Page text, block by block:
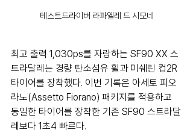
테스트드라이버 라파엘레 드 시모네
최고 출력 1,030ps를 자랑하는 SF90 XX 스
트라달레는 경량 탄소섬유 휠과 미쉐린 컵2R
타이어를 장착했다. 이번 기록은 아세토 피오
라노(Assetto Fiorano) 패키지를 적용하고
동일한 타이어를 장착한 기존 SF90 스트라달
레보다 1초4 빠르다.